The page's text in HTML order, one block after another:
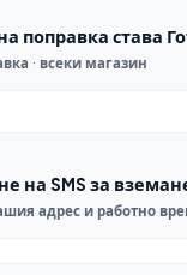
поправка става
· всеки магазин
на SMS за
адрес и работно